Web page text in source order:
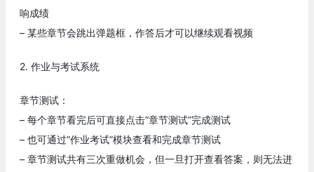
响成绩
– 某些章节会跳出弹题框，作答后才可以继续观看视频
2. 作业与考试系统
章节测试：
– 每个章节看完后可直接点击”章节测试”完成测试
– 也可通过”作业考试”模块查看和完成章节测试
– 章节测试共有三次重做机会，但一旦打开查看答案，则无法进